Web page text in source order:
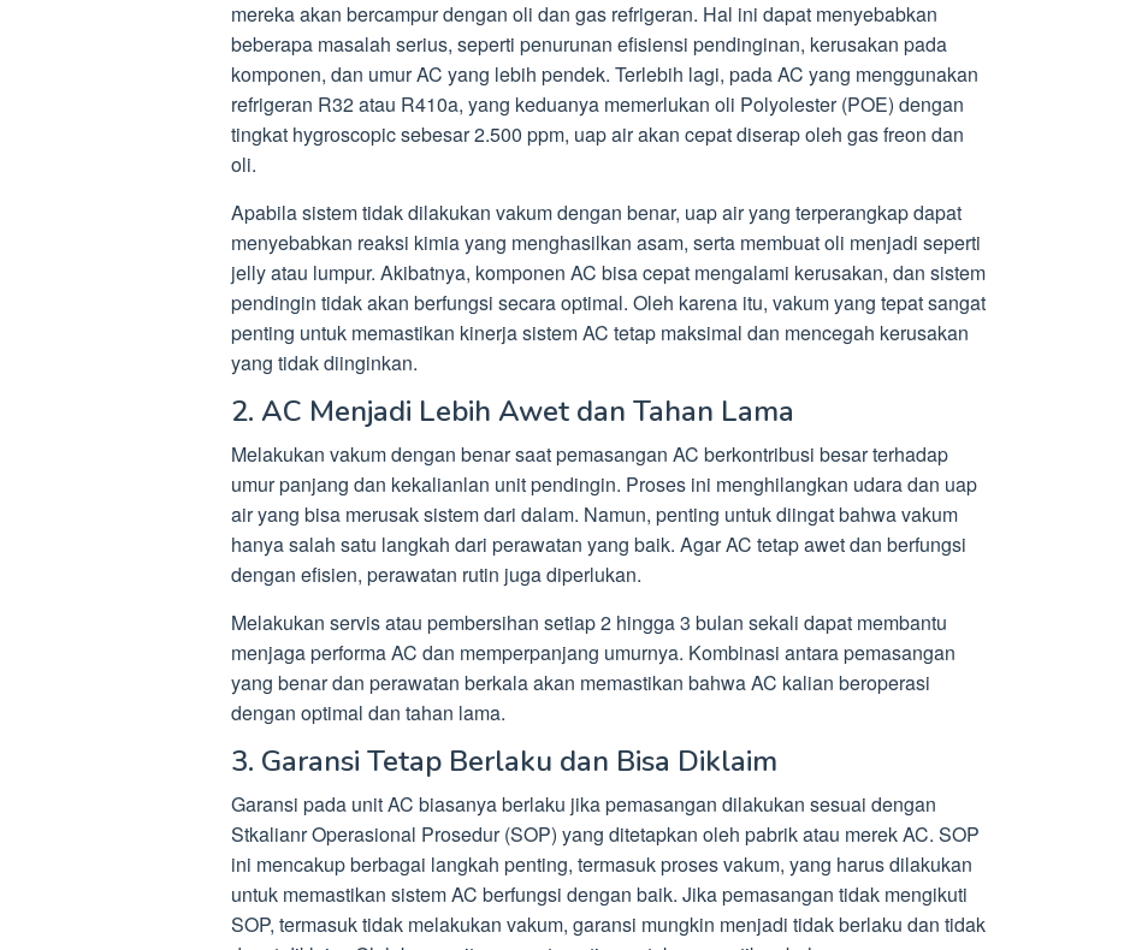
mereka akan bercampur dengan oli dan gas refrigeran. Hal ini dapat menyebabkan
beberapa masalah serius, seperti penurunan efisiensi pendinginan, kerusakan pada
komponen, dan umur AC yang lebih pendek. Terlebih lagi, pada AC yang menggunakan
refrigeran R32 atau R410a, yang keduanya memerlukan oli Polyolester (POE) dengan
tingkat hygroscopic sebesar 2.500 ppm, uap air akan cepat diserap oleh gas freon dan
oli.
Apabila sistem tidak dilakukan vakum dengan benar, uap air yang terperangkap dapat
menyebabkan reaksi kimia yang menghasilkan asam, serta membuat oli menjadi seperti
jelly atau lumpur. Akibatnya, komponen AC bisa cepat mengalami kerusakan, dan sistem
pendingin tidak akan berfungsi secara optimal. Oleh karena itu, vakum yang tepat sangat
penting untuk memastikan kinerja sistem AC tetap maksimal dan mencegah kerusakan
yang tidak diinginkan.
2. AC Menjadi Lebih Awet dan Tahan Lama
Melakukan vakum dengan benar saat pemasangan AC berkontribusi besar terhadap
umur panjang dan kekalianlan unit pendingin. Proses ini menghilangkan udara dan uap
air yang bisa merusak sistem dari dalam. Namun, penting untuk diingat bahwa vakum
hanya salah satu langkah dari perawatan yang baik. Agar AC tetap awet dan berfungsi
dengan efisien, perawatan rutin juga diperlukan.
Melakukan servis atau pembersihan setiap 2 hingga 3 bulan sekali dapat membantu
menjaga performa AC dan memperpanjang umurnya. Kombinasi antara pemasangan
yang benar dan perawatan berkala akan memastikan bahwa AC kalian beroperasi
dengan optimal dan tahan lama.
3. Garansi Tetap Berlaku dan Bisa Diklaim
Garansi pada unit AC biasanya berlaku jika pemasangan dilakukan sesuai dengan
Stkalianr Operasional Prosedur (SOP) yang ditetapkan oleh pabrik atau merek AC. SOP
ini mencakup berbagai langkah penting, termasuk proses vakum, yang harus dilakukan
untuk memastikan sistem AC berfungsi dengan baik. Jika pemasangan tidak mengikuti
SOP, termasuk tidak melakukan vakum, garansi mungkin menjadi tidak berlaku dan tidak